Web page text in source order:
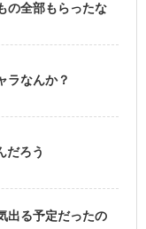
の全部もらったな
ラなんか？
だろう
出る予定だったの